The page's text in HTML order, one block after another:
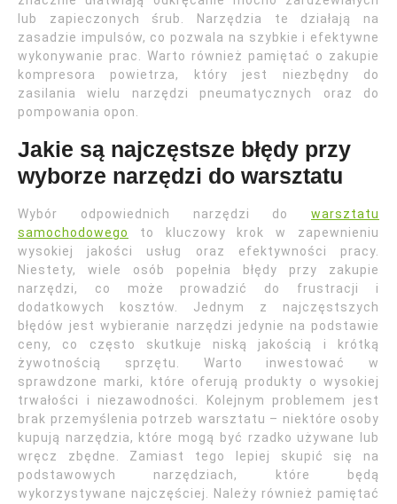
lub zapieczonych śrub. Narzędzia te działają na
zasadzie impulsów, co pozwala na szybkie i efektywne
wykonywanie prac. Warto również pamiętać o zakupie
kompresora powietrza, który jest niezbędny do
zasilania wielu narzędzi pneumatycznych oraz do
pompowania opon.
Jakie są najczęstsze błędy przy
wyborze narzędzi do warsztatu
Wybór odpowiednich narzędzi do warsztatu
samochodowego
to kluczowy krok w zapewnieniu
wysokiej jakości usług oraz efektywności pracy.
Niestety, wiele osób popełnia błędy przy zakupie
narzędzi, co może prowadzić do frustracji i
dodatkowych kosztów. Jednym z najczęstszych
błędów jest wybieranie narzędzi jedynie na podstawie
ceny, co często skutkuje niską jakością i krótką
żywotnością sprzętu. Warto inwestować w
sprawdzone marki, które oferują produkty o wysokiej
trwałości i niezawodności. Kolejnym problemem jest
brak przemyślenia potrzeb warsztatu – niektóre osoby
kupują narzędzia, które mogą być rzadko używane lub
wręcz zbędne. Zamiast tego lepiej skupić się na
podstawowych narzędziach, które będą
wykorzystywane najczęściej. Należy również pamiętać